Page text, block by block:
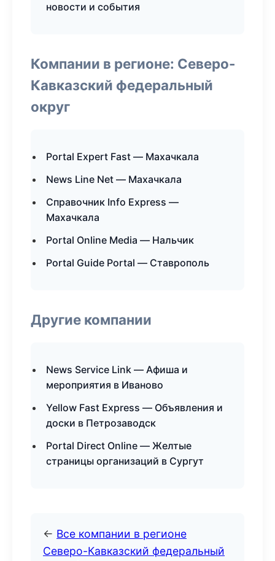
новости и события
Компании в регионе: Северо-
Кавказский федеральный
округ
Portal Expert Fast — Махачкала
News Line Net — Махачкала
Справочник Info Express —
Махачкала
Portal Online Media — Нальчик
Portal Guide Portal — Ставрополь
Другие компании
News Service Link — Афиша и
мероприятия в Иваново
Yellow Fast Express — Объявления и
доски в Петрозаводск
Portal Direct Online — Желтые
страницы организаций в Сургут
← Все компании в регионе
Северо-Кавказский федеральный